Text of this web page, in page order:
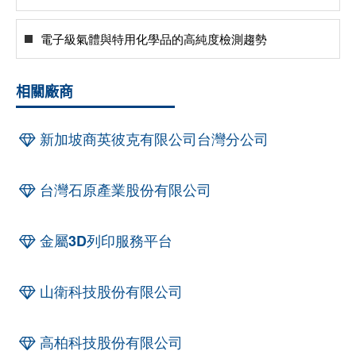
電子級氣體與特用化學品的高純度檢測趨勢
相關廠商
新加坡商英彼克有限公司台灣分公司
台灣石原產業股份有限公司
金屬3D列印服務平台
山衛科技股份有限公司
高柏科技股份有限公司